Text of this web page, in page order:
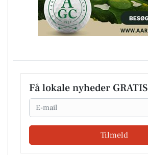
Få lokale nyheder GRATIS
Email
Tilmeld